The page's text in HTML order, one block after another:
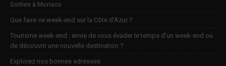
Sorties à Monaco
Que faire ce week-end sur la Côte d’Azur ?
Tourisme week-end : envie de vous évader le temps d’un week-end ou
de découvrir une nouvelle destination ?
Explorez nos bonnes adresses